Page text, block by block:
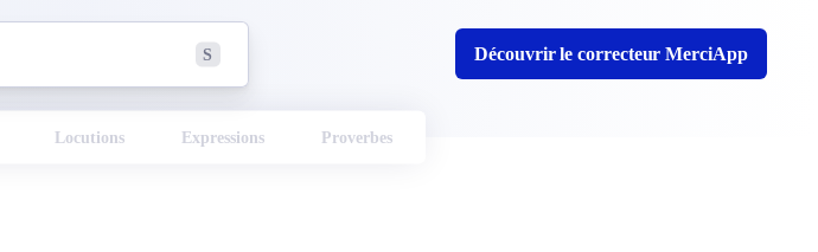
S Découvrir le correcteur MerciApp
Locutions Expressions Proverbes